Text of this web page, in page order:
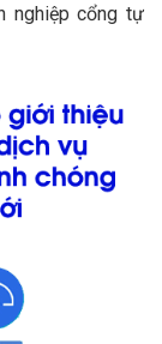
nghiệp cổng tự